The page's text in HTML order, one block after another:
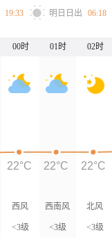
19:33 明日日出 06:18
00时 01时 02时
西风
<3级
西南风
<3级
北风
<3级
22°C 22°C 22°C